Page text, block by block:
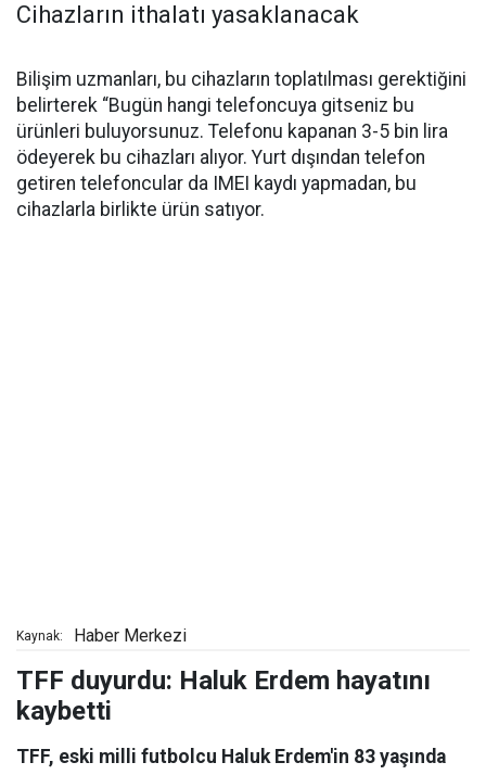
Cihazların ithalatı yasaklanacak
Bilişim uzmanları, bu cihazların toplatılması gerektiğini
belirterek “Bugün hangi telefoncuya gitseniz bu
ürünleri buluyorsunuz. Telefonu kapanan 3-5 bin lira
ödeyerek bu cihazları alıyor. Yurt dışından telefon
getiren telefoncular da IMEI kaydı yapmadan, bu
cihazlarla birlikte ürün satıyor.
Kaynak: Haber Merkezi
TFF duyurdu: Haluk Erdem hayatını
kaybetti
TFF, eski milli futbolcu Haluk Erdem'in 83 yaşında